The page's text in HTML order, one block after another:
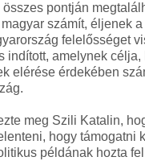
pontján
számít, éljenek
felelősséget
indított, amelynek
elérése érdekében
meg Szili Katalin,
hogy
példának hozta